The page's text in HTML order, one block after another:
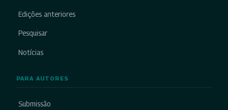
Edições anteriores
Pesquisar
Notícias
PARA AUTORES
Submissão